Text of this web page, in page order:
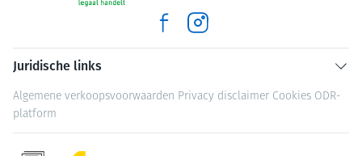
Juridische links
Algemene verkoopsvoorwaarden Privacy disclaimer Cookies ODR-
platform